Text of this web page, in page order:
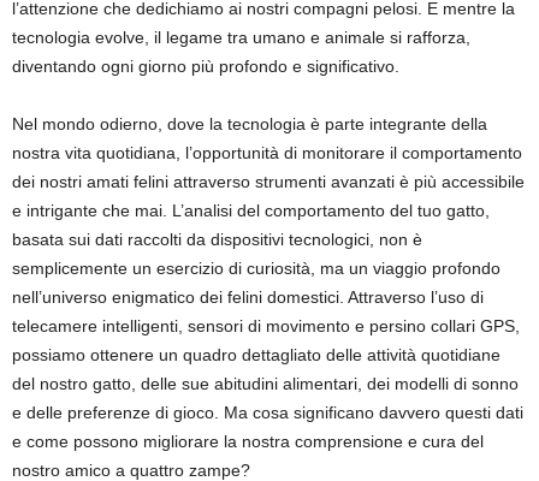
l’attenzione che dedichiamo ai nostri compagni pelosi. E mentre la
tecnologia evolve, il legame tra umano e animale si rafforza,
diventando ogni giorno più profondo e significativo.
Nel mondo odierno, dove la tecnologia è parte integrante della
nostra vita quotidiana, l’opportunità di monitorare il comportamento
dei nostri amati felini attraverso strumenti avanzati è più accessibile
e intrigante che mai. L’analisi del comportamento del tuo gatto,
basata sui dati raccolti da dispositivi tecnologici, non è
semplicemente un esercizio di curiosità, ma un viaggio profondo
nell’universo enigmatico dei felini domestici. Attraverso l’uso di
telecamere intelligenti, sensori di movimento e persino collari GPS,
possiamo ottenere un quadro dettagliato delle attività quotidiane
del nostro gatto, delle sue abitudini alimentari, dei modelli di sonno
e delle preferenze di gioco. Ma cosa significano davvero questi dati
e come possono migliorare la nostra comprensione e cura del
nostro amico a quattro zampe?